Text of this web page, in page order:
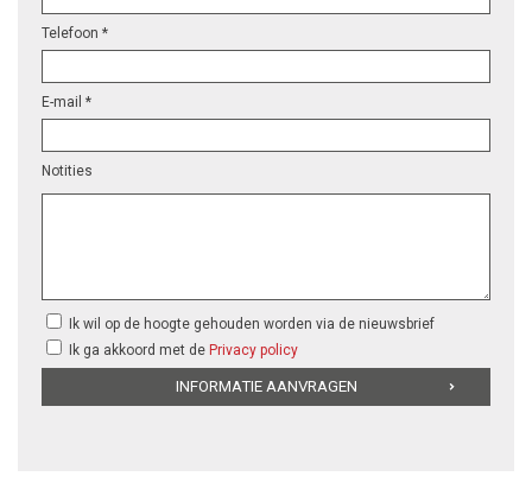
Telefoon *
E-mail *
Notities
Ik wil op de hoogte gehouden worden via de nieuwsbrief
Ik ga akkoord met de Privacy policy